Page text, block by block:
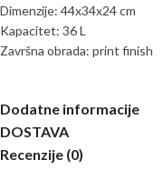
Dimenzije: 44x34x24 cm
Kapacitet: 36 L
Završna obrada: print finish
Dodatne informacije
DOSTAVA
Recenzije (0)